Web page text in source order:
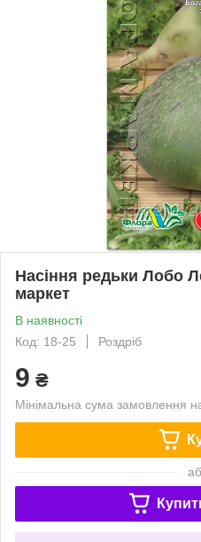
Насіння редьки Лобо
маркет
В наявності
Код: 18-25
Роздріб
9 ₴
Мінімальна сума замовлення